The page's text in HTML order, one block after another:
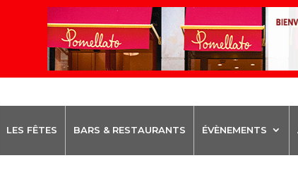
LES FÊTES BARS & RESTAURANTS ÉVÈNEMENTS